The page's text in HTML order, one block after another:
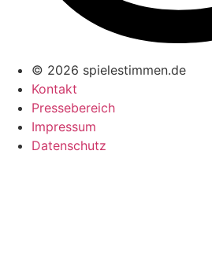
© 2026 spielestimmen.de
Kontakt
Pressebereich
Impressum
Datenschutz